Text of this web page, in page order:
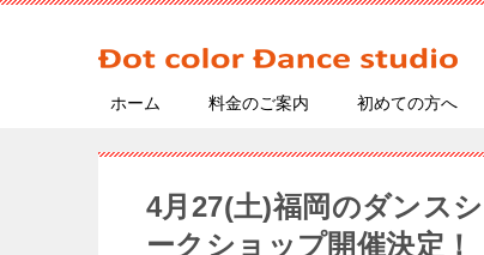
ホーム 料金のご案内 初めての方へ
4月27(土)福岡のダンス
ークショップ開催決定！